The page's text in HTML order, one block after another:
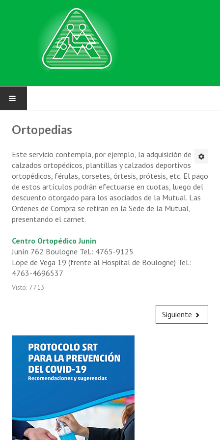
Requisitos
Solicitud de inscripción
FAQ
Autoridades
Novedades
Galería de videos
Información general
Contáctenos
BENEFICIOS MÉDICOS
Emergencias médicas a domicilio
Descuentos en farmacia
Audífonos
Ortopedias
Este servicio contempla, por ejemplo, la adquisición de
calzados ortopédicos, plantillas y calzados deportivos
ortopédicos, férulas, corsetes, órtesis, prótesis, etc. El pago
de estos artículos podrán efectuarse en cuotas, luego del
descuento otorgado para los asociados de la Mutual. Las
Ordenes de Compra se retiran en la Sede de la Mutual,
presentando el carnet.
Centro Ortopédico Junin
Junín 762 Boulogne Tel.: 4765-9125
Lope de Vega 19 (frente al Hospital de Boulogne) Tel.:
4763-4696537
Visto: 7713
Siguiente